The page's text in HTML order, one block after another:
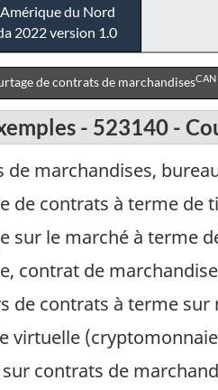
du Nord
2022 version 1.0
de contrats de marchandisesCAN
- 523140 -
de marchandises,
de contrats à terme de
sur le marché à terme
contrat de
de contrats à terme sur
virtuelle
contrats de